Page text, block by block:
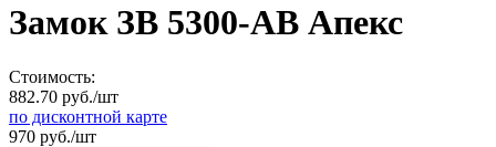
Замок ЗВ 5300-АВ Апекс
Стоимость:
882.70 руб./шт
по дисконтной карте
970 руб./шт